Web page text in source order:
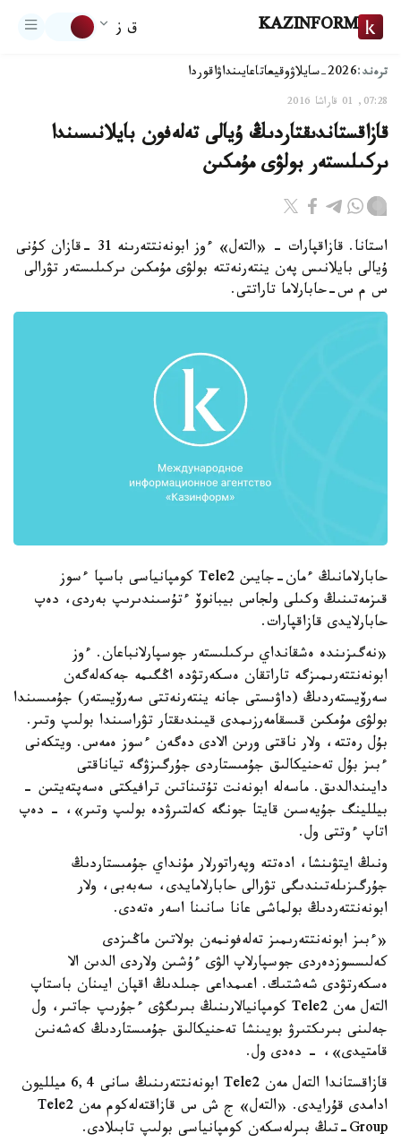
KAZINFORM ق ز
ترەند:2026-سايلاۋ وقيعاتاعايىنداۋاقوردا
07:28, 01 قاراشا 2016
قازاقستاندىقتاردىڭ ۇيالى تەلەفون بايلانىسىندا
ىركىلىستەر بولۋى مۇمكىن
استانا. قازاقپارات - «التەل» ءوز ابونەنتتەرىنە 31 -قازان كۇنى
ۇيالى بايلانىس پەن ينتەرنەتتە بولۋى مۇمكىن ىركىلىستەر تۋرالى
س م س-حابارلاما تاراتتى.
حابارلامانىڭ ءمان-جايىن Tele2 كومپانياسى باسپا ءسوز
قىزمەتىنىڭ وكىلى ولجاس بيبانوۆ ءتۇسىندىرىپ بەردى، دەپ
حابارلايدى قازاقپارات.
«نەگىزىندە ەشقانداي ىركىلىستەر جوسپارلانباعان. ءوز
ابونەنتتەرىمىزگە تاراتقان ەسكەرتۋدە اڭگىمە جەكەلەگەن
سەرۆيستەردىڭ (داۋىستى جانە ينتەرنەتتى سەرۆيستەر) جۇمىسىندا
بولۋى مۇمكىن قىسقامەرزىمدى قيىندىقتار تۋراسىندا بولىپ وتىر.
بۇل رەتتە، ولار ناقتى ورىن الادى دەگەن ءسوز ەمەس. ويتكەنى
ءبىز بۇل تەحنيكالىق جۇمىستاردى جۇرگىزۋگە تياناقتى
دايىندالدىق. ماسەلە ابونەنت تۇتىناتىن ترافيكتى ەسەپتەيتىن -
بيللينگ جۇيەسىن قايتا جونگە كەلتىرۋدە بولىپ وتىر»، - دەپ
اتاپ ءوتتى ول.
ونىڭ ايتۋىنشا، ادەتتە وپەراتورلار مۇنداي جۇمىستاردىڭ
جۇرگىزىلەتىندىگى تۋرالى حابارلامايدى، سەبەبى، ولار
ابونەنتتەردىڭ بولماشى عانا سانىنا اسەر ەتەدى.
«ءبىز ابونەنتتەرىمىز تەلەفونمەن بولاتىن ماڭىزدى
كەلىسسوزدەردى جوسپارلاپ الۋى ءۇشىن ولاردى الدىن الا
ەسكەرتۋدى شەشتىك. اعىمداعى جىلدىڭ اقپان ايىنان باستاپ
التەل مەن Tele2 كومپانيالارىنىڭ بىرىگۋى ءجۇرىپ جاتىر، ول
جەلىنى بىرىكتىرۋ بويىنشا تەحنيكالىق جۇمىستاردىڭ كەشەنىن
قامتيدى»، - دەدى ول.
قازاقستاندا التەل مەن Tele2 ابونەنتتەرىنىڭ سانى 6,4 ميلليون
ادامدى قۇرايدى. «التەل» ج ش س قازاقتەلەكوم مەن Tele2
Group-تىڭ بىرلەسكەن كومپانياسى بولىپ تابىلادى.